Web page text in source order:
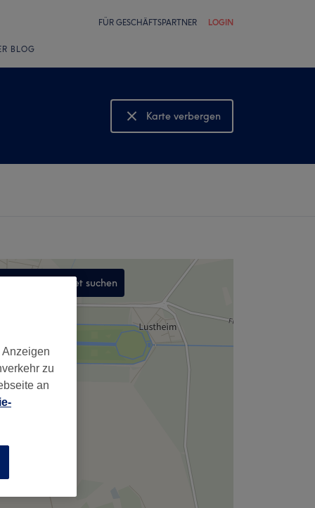
FÜR GESCHÄFTSPARTNER LOGIN
BLOG
Karte verbergen
Karte anzeigen
In diesem Gebiet suchen
zu
an